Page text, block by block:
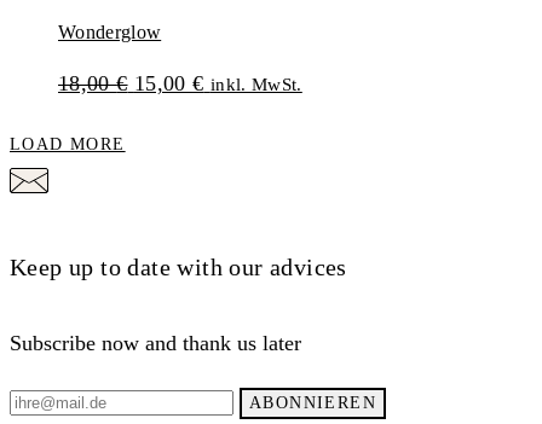
Wonderglow
18,00€ Ursprünglicher
15,00€Aktueller
inkl. MwSt.
LOAD MORE
Keep up to date with our advices
Subscribe now and thank us later